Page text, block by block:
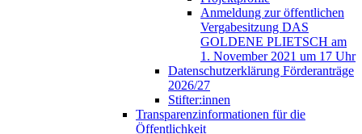
Anmeldung zur öffentlichen
Vergabesitzung DAS
GOLDENE PLIETSCH am
1. November 2021 um 17 Uhr
Datenschutzerklärung Förderanträge
2026/27
Stifter:innen
Transparenzinformationen für die
Öffentlichkeit